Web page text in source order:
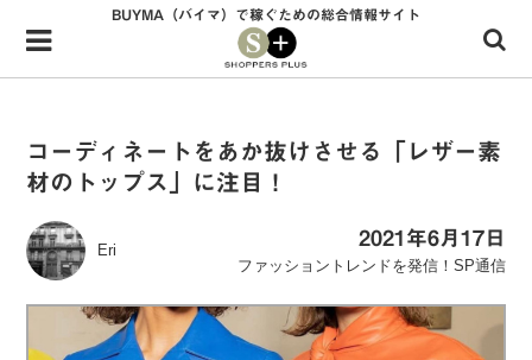
Menu
HOME
34歳独身OLバイマ実践記
無在庫で自由気ままに稼ぐ！バイマ実践記
BUYMAで人気のブランド
BUYMA（バイマ）で稼ぐための総合情報サイト
コーディネートをあか抜けさせる「レザー素
材のトップス」に注目！
Eri
2021年6月17日
ファッショントレンドを発信！SP通信